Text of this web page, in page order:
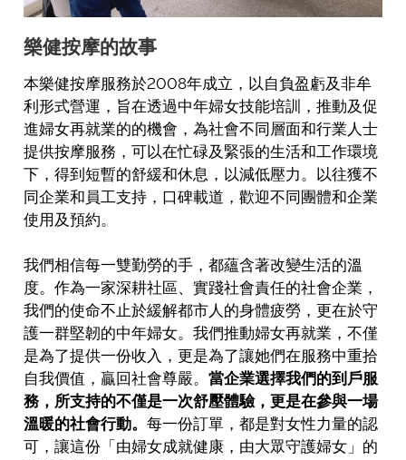
樂健按摩的故事
本樂健按摩服務於2008年成立，以自負盈虧及非牟
利形式營運，旨在透過中年婦女技能培訓，推動及促
進婦女再就業的的機會，為社會不同層面和行業人士
提供按摩服務，可以在忙碌及緊張的生活和工作環境
下，得到短暫的舒緩和休息，以減低壓力。以往獲不
同企業和員工支持，口碑載道，歡迎不同團體和企業
使用及預約。
我們相信每一雙勤勞的手，都蘊含著改變生活的溫
度。作為一家深耕社區、實踐社會責任的社會企業，
我們的使命不止於緩解都市人的身體疲勞，更在於守
護一群堅韌的中年婦女。我們推動婦女再就業，不僅
是為了提供一份收入，更是為了讓她們在服務中重拾
自我價值，贏回社會尊嚴。 當企業選擇我們的到戶服
務，所支持的不僅是一次舒壓體驗，更是在參與一場
溫暖的社會行動。 每一份訂單，都是對女性力量的認
可，讓這份「由婦女成就健康，由大眾守護婦女」的